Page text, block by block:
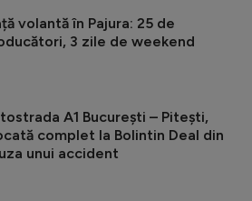
volantă în Pajura: 25 de
3 zile de weekend
A1 București – Pitești,
complet la Bolintin Deal din
unui accident